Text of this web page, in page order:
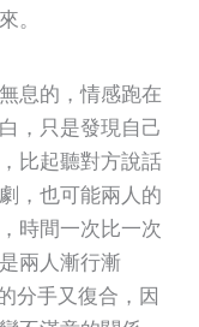
。
息的，情感跑在
，只是發現自己
比起聽對方說話
，也可能兩人的
時間一次比一次
兩人漸行漸
分手又復合，因